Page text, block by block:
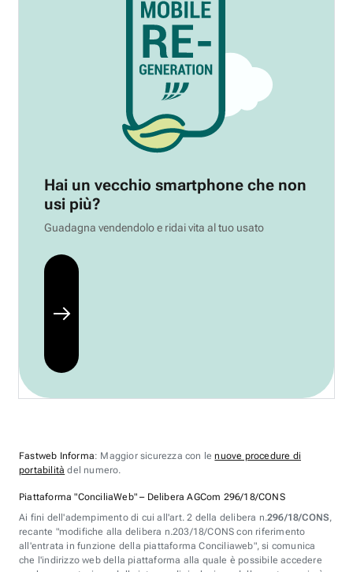
Hai un vecchio smartphone che non
usi più?
Guadagna vendendolo e ridai vita al tuo usato
Fastweb Informa: Maggior sicurezza con lenuove procedure di
portabilità del numero.
Piattaforma "ConciliaWeb" – Delibera AGCom 296/18/CONS
Ai fini dell'adempimento di cui all'art. 2 della delibera n.296/18/CONS,
recante "modifiche alla delibera n.203/18/CONS con riferimento
all'entrata in funzione della piattaforma Conciliaweb", si comunica
che l'indirizzo web della piattaforma alla quale è possibile accedere